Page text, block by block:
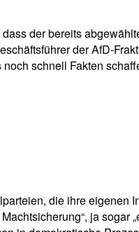
der bereits
der AfD-
schnell Fakten
die ihre eigenen
ja sogar